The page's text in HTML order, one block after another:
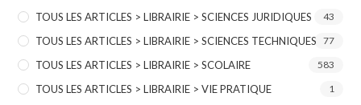
TOUS LES ARTICLES > LIBRAIRIE > SCIENCES JURIDIQUES 43
TOUS LES ARTICLES > LIBRAIRIE > SCIENCES TECHNIQUES 77
TOUS LES ARTICLES > LIBRAIRIE > SCOLAIRE 583
TOUS LES ARTICLES > LIBRAIRIE > VIE PRATIQUE 1